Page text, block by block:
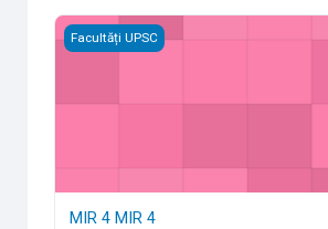
MIR 4 MIR 4
Facultăți UPSC
MIR 4 MIR 4